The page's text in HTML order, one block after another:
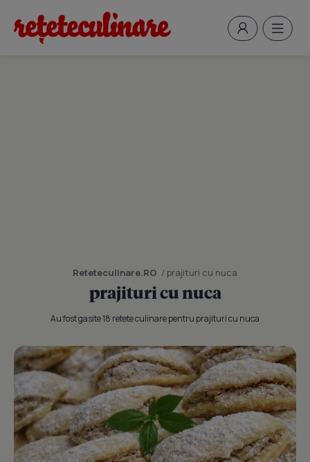
Reteteculinare.RO / prajituri cu nuca
prajituri cu nuca
Au fost gasite 18 retete culinare pentru prajituri cu nuca